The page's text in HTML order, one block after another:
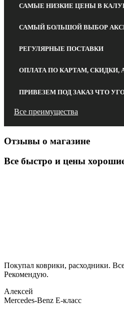
САМЫЕ НИЗКИЕ ЦЕНЫ В
САМЫЙ БОЛЬШОЙ ВЫБОР
РЕГУЛЯРНЫЕ ПОСТАВКИ
ОПЛАТА ПО КАРТАМ, СКИДКИ,
ПРИВЕЗЕМ ПОД ЗАКАЗ ЧТО
Все преимущества
Отзывы о магазине
Все быстро и цены
Покупал коврики, расходники.
Рекомендую.
Алексей
Mercedes-Benz E-класс